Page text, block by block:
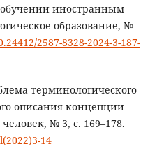
иностранным
образование, №
2587-8328-2024-3-187-
терминологического
описания концепции
№ 3, с. 169–178.
14